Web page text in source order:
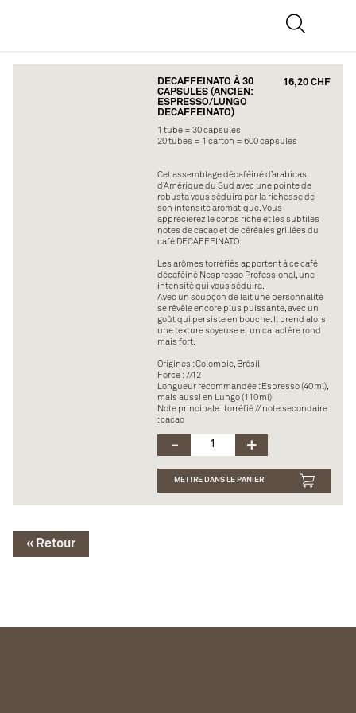
DECAFFEINATO À 30
CAPSULES (ANCIEN:
ESPRESSO/LUNGO
DECAFFEINATO)
16,20 CHF
1 tube = 30 capsules
20 tubes = 1 carton = 600 capsules
Cet assemblage décaféiné d’arabicas
d’Amérique du Sud avec une pointe de
robusta vous séduira par la richesse de
son intensité aromatique. Vous
apprécierez le corps riche et les subtiles
notes de cacao et de céréales grillées du
café DECAFFEINATO.
Les arômes torréfiés apportent à ce café
décaféiné Nespresso Professional, une
intensité qui vous séduira.
Avec un soupçon de lait une personnalité
se révèle encore plus puissante, avec un
goût qui persiste en bouche. Il prend alors
une texture soyeuse et un caractère rond
mais fort.
Origines : Colombie, Brésil
Force : 7/12
Longueur recommandée : Espresso (40ml),
mais aussi en Lungo (110ml)
Note principale : torréfié // note secondaire
: cacao
METTRE DANS LE PANIER
« Retour